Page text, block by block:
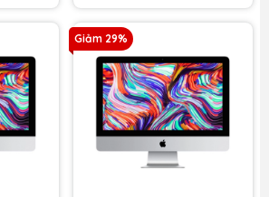
Giảm 29%